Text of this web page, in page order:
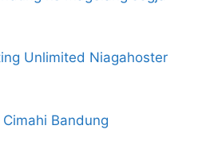
Unlimited Niagahoster
Bandung